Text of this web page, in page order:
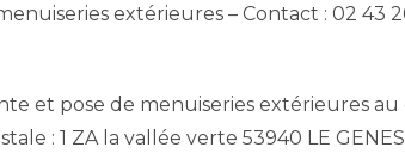
extérieures – Contact : 02 43
et pose de menuiseries extérieures
: 1 ZA la vallée verte 53940 LE